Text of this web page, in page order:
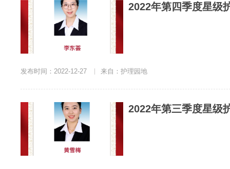
2022年第四季度星级
发布时间：2022-12-27 来自：护理园地
2022年第三季度星级